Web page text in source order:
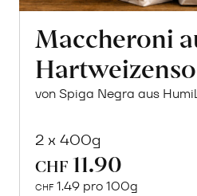
Maccheroni
von Spiga Negra aus
2 x 400g
CHF 11.90
CHF 1.49 pro 100g